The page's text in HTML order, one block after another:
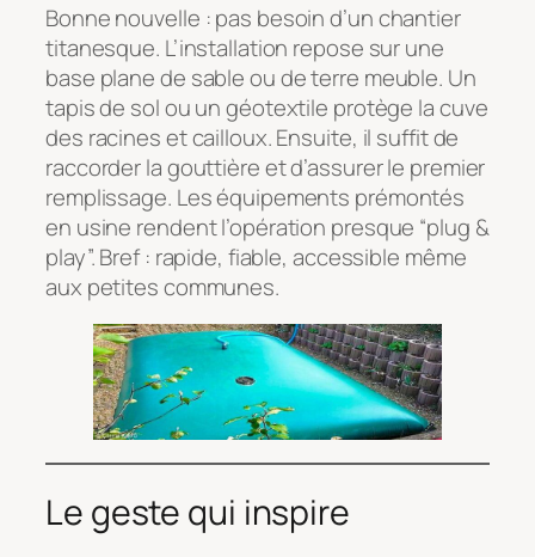
Bonne nouvelle : pas besoin d’un chantier
titanesque. L’installation repose sur une
base plane de sable ou de terre meuble. Un
tapis de sol ou un géotextile protège la cuve
des racines et cailloux. Ensuite, il suffit de
raccorder la gouttière et d’assurer le premier
remplissage. Les équipements prémontés
en usine rendent l’opération presque “plug &
play”. Bref : rapide, fiable, accessible même
aux petites communes.
Le geste qui inspire